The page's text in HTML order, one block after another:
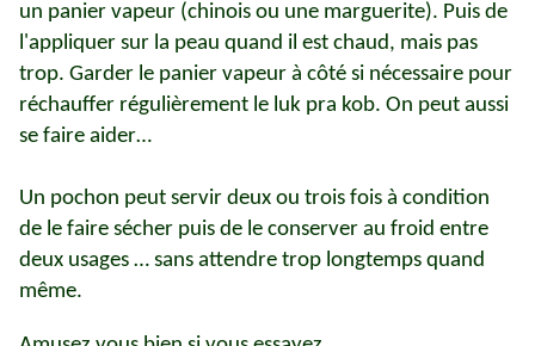
un panier vapeur (chinois ou une marguerite). Puis de
l'appliquer sur la peau quand il est chaud, mais pas
trop. Garder le panier vapeur à côté si nécessaire pour
réchauffer régulièrement le luk pra kob. On peut aussi
se faire aider…
Un pochon peut servir deux ou trois fois à condition
de le faire sécher puis de le conserver au froid entre
deux usages … sans attendre trop longtemps quand
même.